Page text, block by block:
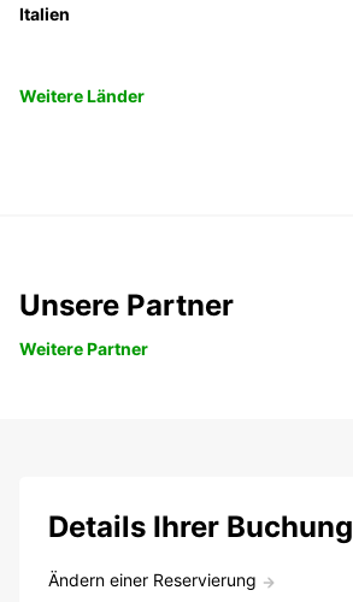
Italien
Weitere Länder
Unsere Partner
Weitere Partner
Details Ihrer Buchung
Ändern einer Reservierung